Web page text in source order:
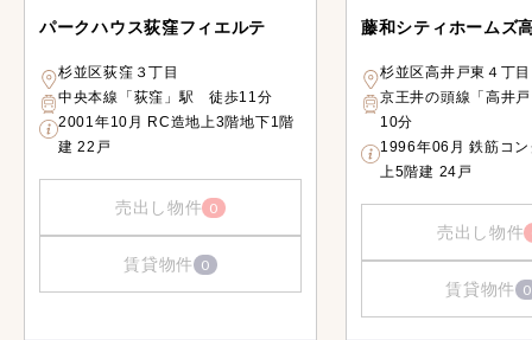
パークハウス荻窪フィエルテ
杉並区荻窪３丁目
中央本線「荻窪」駅 徒歩11分
2001年10月 RC造地上3階地下1階
建 22戸
売出し物件 0
賃貸物件 0
藤和シティホームズ
杉並区高井戸東４丁目
京王井の頭線「高井
10分
1996年06月 鉄筋コ
上5階建 24戸
売出し物件
賃貸物件 0